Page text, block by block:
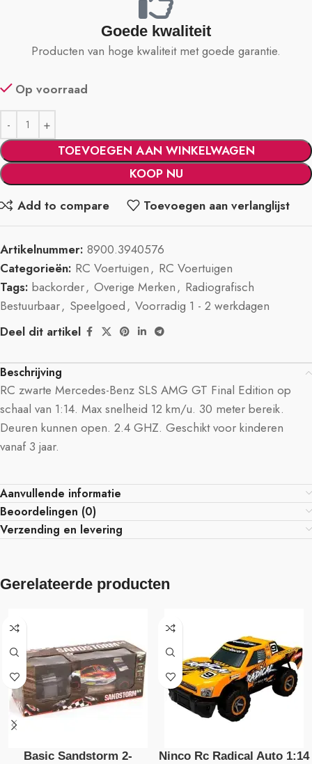
Goede kwaliteit
Producten van hoge kwaliteit met goede garantie.
Op voorraad
TOEVOEGEN AAN WINKELWAGEN
KOOP NU
Add to compare
Toevoegen aan verlanglijst
Artikelnummer: 8900.3940576
Categorieën: RC Voertuigen, RC Voertuigen
Tags: backorder, Overige Merken, Radiografisch
Bestuurbaar, Speelgoed, Voorradig 1 - 2 werkdagen
Deel dit artikel
Beschrijving
RC zwarte Mercedes-Benz SLS AMG GT Final Edition op
schaal van 1:14. Max snelheid 12 km/u. 30 meter bereik.
Deuren kunnen open. 2.4 GHZ. Geschikt voor kinderen
vanaf 3 jaar.
Aanvullende informatie
Beoordelingen (0)
Verzending en levering
Gerelateerde producten
Basic Sandstorm 2-
Ninco Rc Radical Auto 1:14